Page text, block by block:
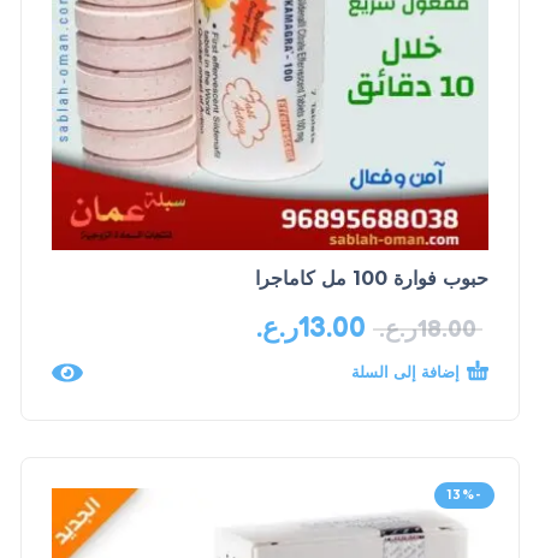
حبوب فوارة 100 مل كاماجرا
18.00ر.ع. 13.00ر.ع.
إضافة إلى السلة
-13%